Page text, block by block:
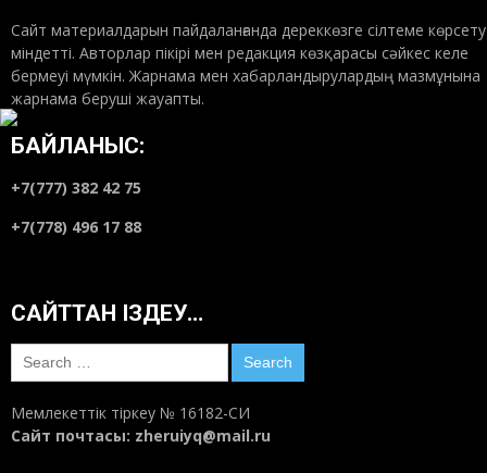
Сайт материалдарын пайдаланғанда дереккөзге сілтеме көрсету
міндетті. Авторлар пікірі мен редакция көзқарасы сәйкес келе
бермеуі мүмкін. Жарнама мен хабарландырулардың мазмұнына
жарнама беруші жауапты.
БАЙЛАНЫС:
+7(777) 382 42 75
+7(778) 496 17 88
САЙТТАН ІЗДЕУ…
Search
for:
Мемлекеттік тіркеу № 16182-СИ
Сайт почтасы: zheruiyq@mail.ru